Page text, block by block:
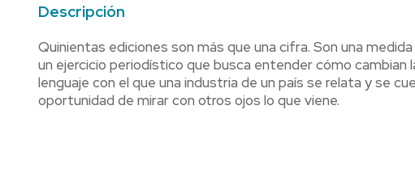
Descripción
Quinientas ediciones son más que una cifra. Son una
un ejercicio periodístico que busca entender cómo
lenguaje con el que una industria de un país se relata y se
oportunidad de mirar con otros ojos lo que viene.